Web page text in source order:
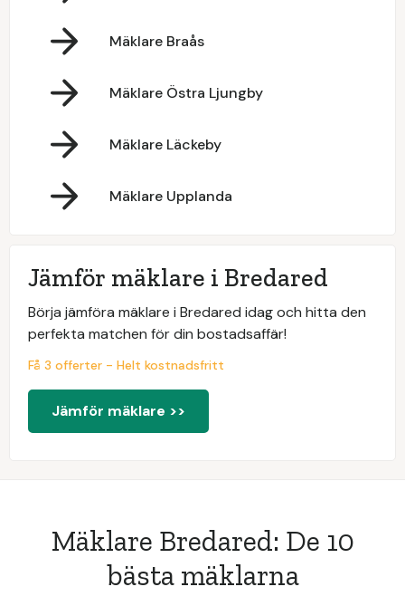
Mäklare Braås
Mäklare Östra Ljungby
Mäklare Läckeby
Mäklare Upplanda
Jämför mäklare i Bredared
Börja jämföra mäklare i Bredared idag och hitta den
perfekta matchen för din bostadsaffär!
Få 3 offerter - Helt kostnadsfritt
Jämför mäklare >>
Mäklare Bredared: De 10
bästa mäklarna